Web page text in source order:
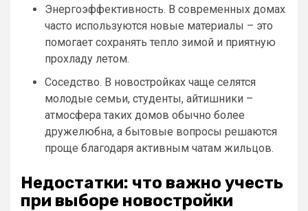
Энергоэффективность. В современных домах
часто используются новые материалы – это
помогает сохранять тепло зимой и приятную
прохладу летом.
Соседство. В новостройках чаще селятся
молодые семьи, студенты, айтишники –
атмосфера таких домов обычно более
дружелюбна, а бытовые вопросы решаются
проще благодаря активным чатам жильцов.
Недостатки: что важно учесть
при выборе новостройки